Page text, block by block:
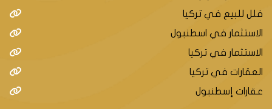
فلل للبيع في تركيا
الاستثمار في اسطنبول
الاستثمار في تركيا
العقارات في تركيا
عقارات إسطنبول